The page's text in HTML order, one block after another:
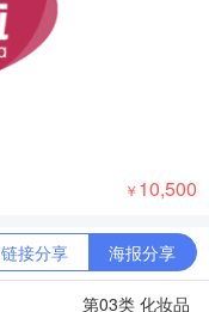
￥ 10,500
链接分享 海报分享
第03类 化妆品